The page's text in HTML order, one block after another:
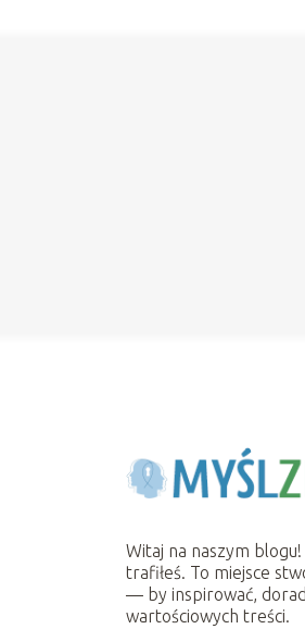
Witaj na naszym
trafiłeś. To miejsce
— by inspirować,
wartościowych treści.